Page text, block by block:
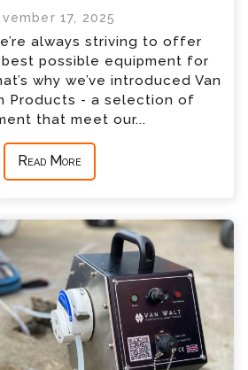
17, 2025
always striving to offer
possible equipment for
why we’ve introduced Van
Products - a selection of
that meet our...
Read More